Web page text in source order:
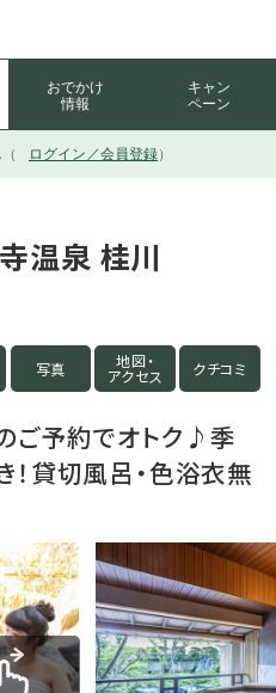
おでかけ
情報
キャン
ペーン
ログイン／会員登録）
温泉 桂川
写真 地図・
アクセス クチコミ
ご予約でオトク♪季
貸切風呂・色浴衣無